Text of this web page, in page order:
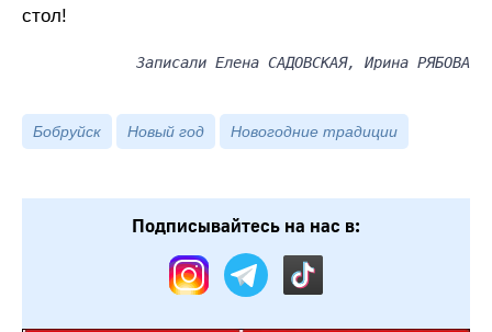
стол!
Записали Елена САДОВСКАЯ, Ирина РЯБОВА
Бобруйск Новый год Новогодние традиции
Подписывайтесь на нас в: